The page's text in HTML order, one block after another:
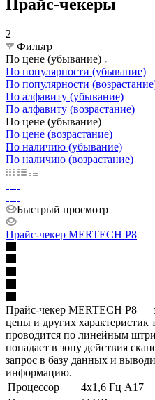
Прайс-чекеры
2
Фильтр
По цене (убывание)
По популярности (убывание)
По популярности
По алфавиту (убывание)
По алфавиту (возрастание)
По цене (убывание)
По цене (возрастание)
По наличию (убывание)
По наличию (возрастание)
Быстрый просмотр
Прайс-чекер MERTECH P8
Прайс-чекер MERTECH P8 —
цены и других характеристик
проводится по линейным
попадает в зону действия
запрос в базу данных и
информацию.
Процессор
4х1,6 Гц А17